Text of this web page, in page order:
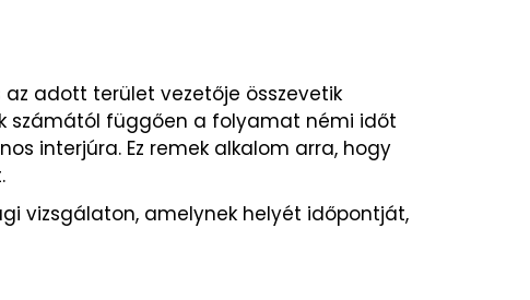
adott terület vezetője összevetik
számától függően a folyamat némi időt
interjúra. Ez remek alkalom arra, hogy
vizsgálaton, amelynek helyét időpontját,